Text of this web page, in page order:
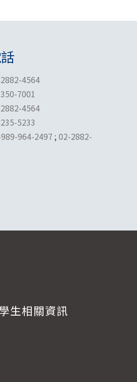
4564
7001
4564
5233
964-2497 ;02-2882-
生相關資訊